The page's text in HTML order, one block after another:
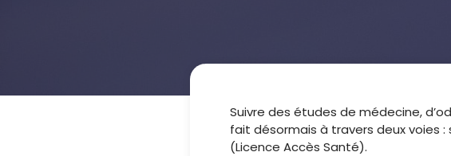
Suivre des études de médecine,
fait désormais à travers deux voies :
(Licence Accès Santé).